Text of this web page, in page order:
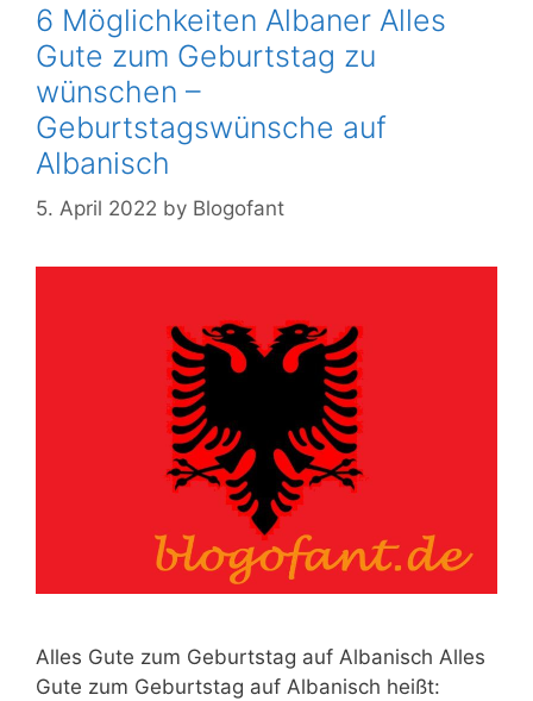
6 Möglichkeiten Albaner Alles
Gute zum Geburtstag zu
wünschen –
Geburtstagswünsche auf
Albanisch
5. April 2022 by Blogofant
Alles Gute zum Geburtstag auf Albanisch Alles
Gute zum Geburtstag auf Albanisch heißt: